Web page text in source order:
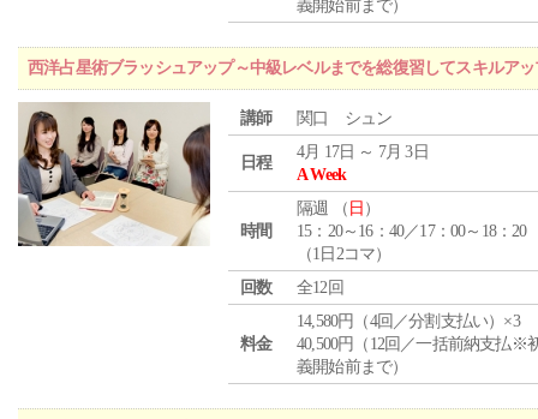
義開始前まで）
西洋占星術ブラッシュアップ～中級レベルまでを総復習してスキルア
講師 関口 シュン
日程
4月 17日 ～ 7月 3日
A Week
時間
隔週 （ 日 ）
15：20～16：40／17：00～18：20
（1日2コマ）
回数
全12回
料金
14,580円（4回／分割支払い）×3
40,500円（12回／一括前納支払※
義開始前まで）